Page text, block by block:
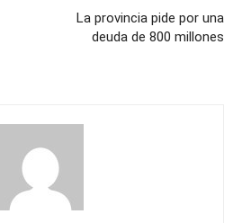
La provincia pide por una
deuda de 800 millones